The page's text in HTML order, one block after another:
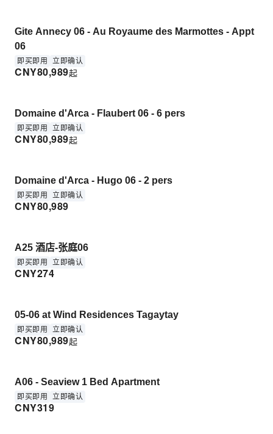
Gite Annecy 06 - Au Royaume des Marmottes - Appt
06
即买即用 立即确认
CNY80,989起
Domaine d'Arca - Flaubert 06 - 6 pers
即买即用 立即确认
CNY80,989起
Domaine d'Arca - Hugo 06 - 2 pers
即买即用 立即确认
CNY80,989
A25 酒店-张庭06
即买即用 立即确认
CNY274
05-06 at Wind Residences Tagaytay
即买即用 立即确认
CNY80,989起
A06 - Seaview 1 Bed Apartment
即买即用 立即确认
CNY319